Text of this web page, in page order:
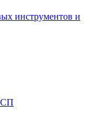
инструментов и